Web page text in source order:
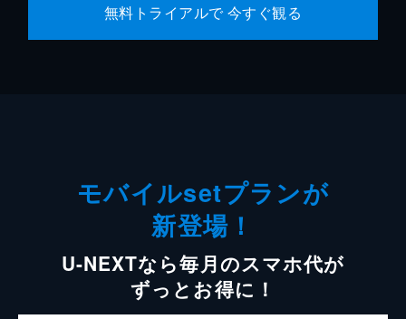
無料トライアルで 今すぐ観る
モバイルsetプランが
新登場！
U-NEXTなら毎月のスマホ代が
ずっとお得に！